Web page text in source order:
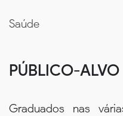
Saúde
PÚBLICO-ALVO
Graduados nas